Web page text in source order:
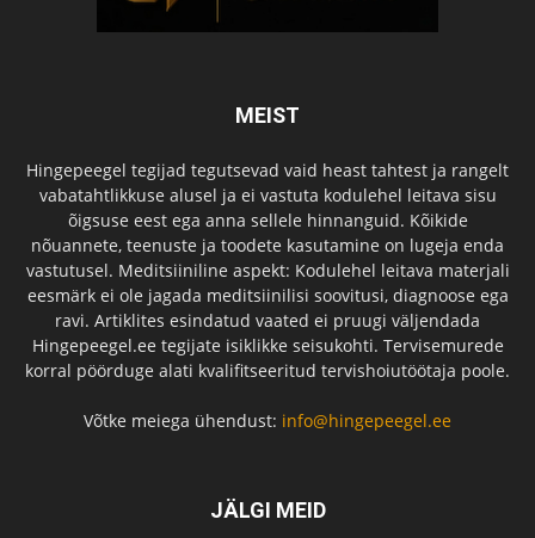
MEIST
Hingepeegel tegijad tegutsevad vaid heast tahtest ja rangelt
vabatahtlikkuse alusel ja ei vastuta kodulehel leitava sisu
õigsuse eest ega anna sellele hinnanguid. Kõikide
nõuannete, teenuste ja toodete kasutamine on lugeja enda
vastutusel. Meditsiiniline aspekt: Kodulehel leitava materjali
eesmärk ei ole jagada meditsiinilisi soovitusi, diagnoose ega
ravi. Artiklites esindatud vaated ei pruugi väljendada
Hingepeegel.ee tegijate isiklikke seisukohti. Tervisemurede
korral pöörduge alati kvalifitseeritud tervishoiutöötaja poole.
Võtke meiega ühendust: info@hingepeegel.ee
JÄLGI MEID